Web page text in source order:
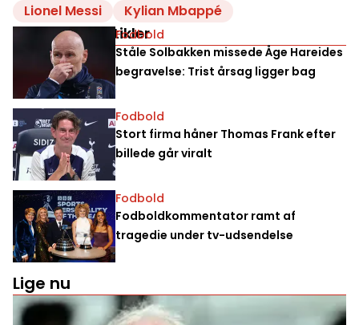
Lionel Messi
Kylian Mbappé
Relaterede artikler
Fodbold
Ståle Solbakken missede Åge Hareides
begravelse: Trist årsag ligger bag
Fodbold
Stort firma håner Thomas Frank efter
billede går viralt
Fodbold
Fodboldkommentator ramt af
tragedie under tv-udsendelse
Lige nu